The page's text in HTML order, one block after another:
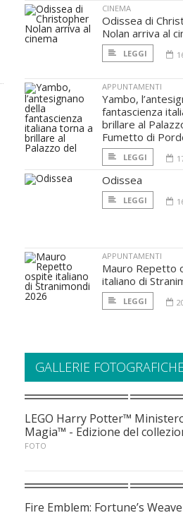
CINEMA
Odissea di
Nolan arriva al
LEGGI
APPUNTAMENTI
Yambo,
fantascienza
brillare al
Fumetto di
LEGGI
Odissea
LEGGI
APPUNTAMENTI
Mauro Repetto
italiano di
LEGGI
GALLERIE FOTOGRAFICHE
LEGO Harry Potter™
Magia™ - Edizione del
FOTO
Fire Emblem: Fortune’s Weave